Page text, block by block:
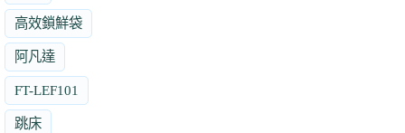
高效鎖鮮袋
阿凡達
FT-LEF101
跳床